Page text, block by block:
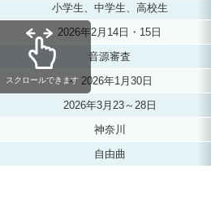
小学生、中学生、高校生
2026年2月14日・15日
音源審査
～ 2026年1月30日
2026年3月23～28日
神奈川
自由曲
スクロールできます